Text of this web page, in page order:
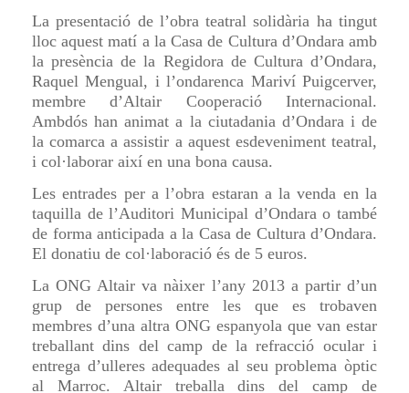
La presentació de l’obra teatral solidària ha tingut
lloc aquest matí a la Casa de Cultura d’Ondara amb
la presència de la Regidora de Cultura d’Ondara,
Raquel Mengual, i l’ondarenca Mariví Puigcerver,
membre d’Altair Cooperació Internacional.
Ambdós han animat a la ciutadania d’Ondara i de
la comarca a assistir a aquest esdeveniment teatral,
i col·laborar així en una bona causa.
Les entrades per a l’obra estaran a la venda en la
taquilla de l’Auditori Municipal d’Ondara o també
de forma anticipada a la Casa de Cultura d’Ondara.
El donatiu de col·laboració és de 5 euros.
La ONG Altair va nàixer l’any 2013 a partir d’un
grup de persones entre les que es trobaven
membres d’una altra ONG espanyola que van estar
treballant dins del camp de la refracció ocular i
entrega d’ulleres adequades al seu problema òptic
al Marroc. Altair treballa dins del camp de